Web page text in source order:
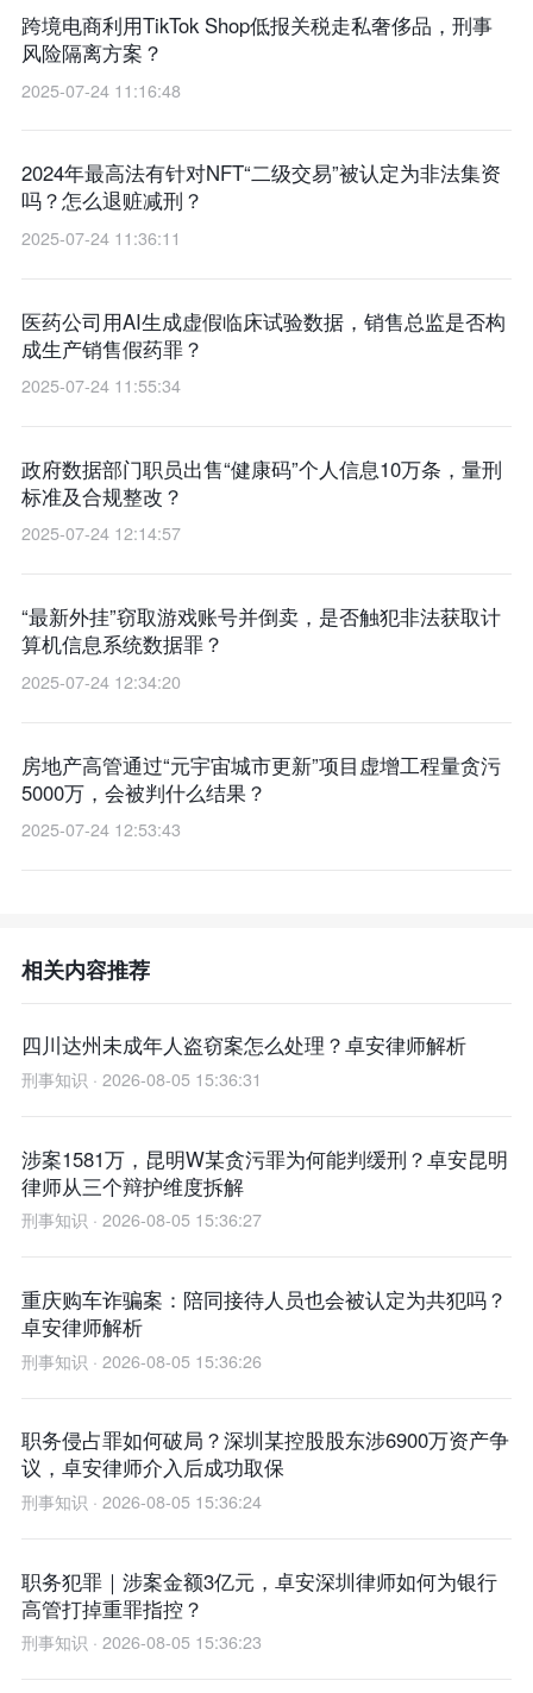
跨境电商利用TikTok Shop低报关税走私奢侈品，刑事
风险隔离方案？
2025-07-24 11:16:48
2024年最高法有针对NFT“二级交易”被认定为非法集资
吗？怎么退赃减刑？
2025-07-24 11:36:11
医药公司用AI生成虚假临床试验数据，销售总监是否构
成生产销售假药罪？
2025-07-24 11:55:34
政府数据部门职员出售“健康码”个人信息10万条，量刑
标准及合规整改？
2025-07-24 12:14:57
“最新外挂”窃取游戏账号并倒卖，是否触犯非法获取计
算机信息系统数据罪？
2025-07-24 12:34:20
房地产高管通过“元宇宙城市更新”项目虚增工程量贪污
5000万，会被判什么结果？
2025-07-24 12:53:43
相关内容推荐
四川达州未成年人盗窃案怎么处理？卓安律师解析
刑事知识 · 2026-08-05 15:36:31
涉案1581万，昆明W某贪污罪为何能判缓刑？卓安昆明
律师从三个辩护维度拆解
刑事知识 · 2026-08-05 15:36:27
重庆购车诈骗案：陪同接待人员也会被认定为共犯吗？
卓安律师解析
刑事知识 · 2026-08-05 15:36:26
职务侵占罪如何破局？深圳某控股股东涉6900万资产争
议，卓安律师介入后成功取保
刑事知识 · 2026-08-05 15:36:24
职务犯罪｜涉案金额3亿元，卓安深圳律师如何为银行
高管打掉重罪指控？
刑事知识 · 2026-08-05 15:36:23